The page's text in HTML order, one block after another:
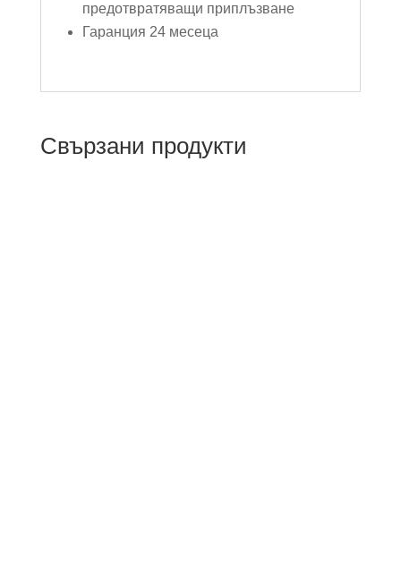
предотвратяващи приплъзване
Гаранция 24 месеца
Свързани продукти